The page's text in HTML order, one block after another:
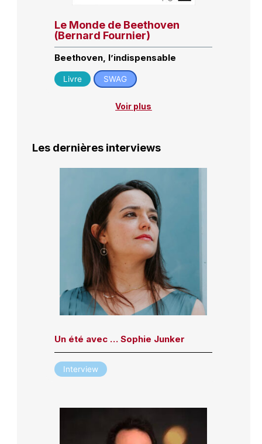
Le Monde de Beethoven
(Bernard Fournier)
Beethoven, l’indispensable
Livre SWAG
Voir plus
Les dernières interviews
Un été avec … Sophie Junker
Interview